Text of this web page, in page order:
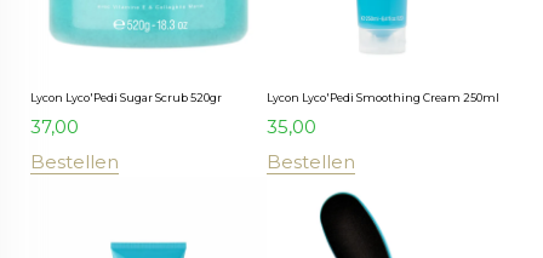
Lycon Lyco'Pedi Sugar Scrub 520gr
37,00
Bestellen
Lycon Lyco'Pedi Smoothing Cream 250ml
35,00
Bestellen